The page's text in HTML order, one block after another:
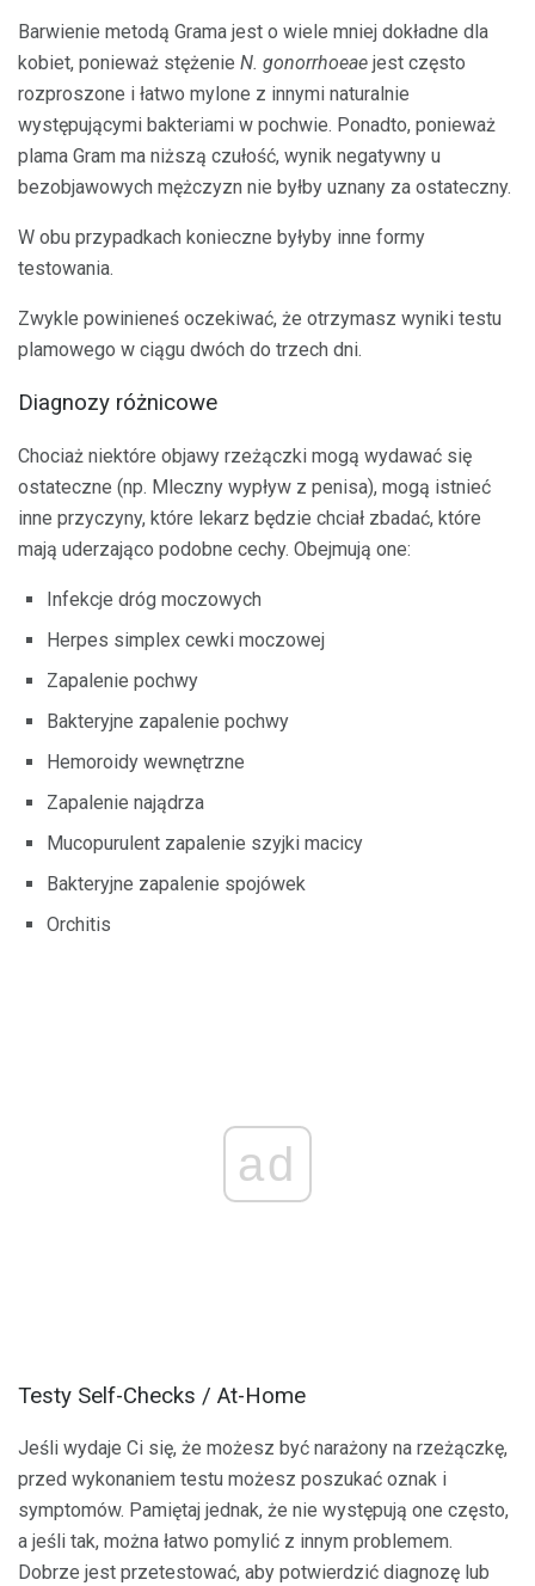
Barwienie metodą Grama jest o wiele mniej dokładne dla
kobiet, ponieważ stężenie N. gonorrhoeae jest często
rozproszone i łatwo mylone z innymi naturalnie
występującymi bakteriami w pochwie. Ponadto, ponieważ
plama Gram ma niższą czułość, wynik negatywny u
bezobjawowych mężczyzn nie byłby uznany za ostateczny.
W obu przypadkach konieczne byłyby inne formy
testowania.
Zwykle powinieneś oczekiwać, że otrzymasz wyniki testu
plamowego w ciągu dwóch do trzech dni.
Diagnozy różnicowe
Chociaż niektóre objawy rzeżączki mogą wydawać się
ostateczne (np. Mleczny wypływ z penisa), mogą istnieć
inne przyczyny, które lekarz będzie chciał zbadać, które
mają uderzająco podobne cechy. Obejmują one:
Infekcje dróg moczowych
Herpes simplex cewki moczowej
Zapalenie pochwy
Bakteryjne zapalenie pochwy
Hemoroidy wewnętrzne
Zapalenie najądrza
Mucopurulent zapalenie szyjki macicy
Bakteryjne zapalenie spojówek
Orchitis
ad
Testy Self-Checks / At-Home
Jeśli wydaje Ci się, że możesz być narażony na rzeżączkę,
przed wykonaniem testu możesz poszukać oznak i
symptomów. Pamiętaj jednak, że nie występują one często,
a jeśli tak, można łatwo pomylić z innym problemem.
Dobrze jest przetestować, aby potwierdzić diagnozę lub